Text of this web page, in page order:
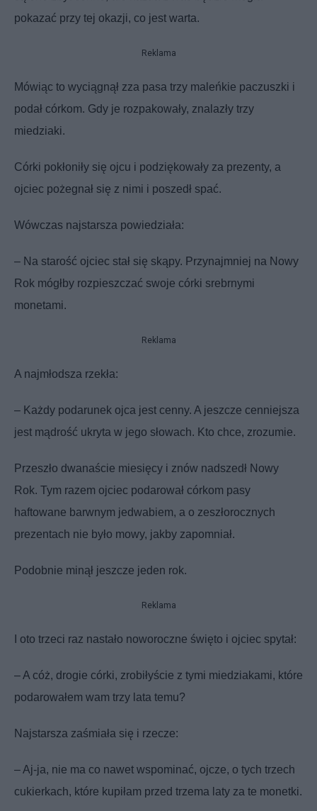
pokazać przy tej okazji, co jest warta.
Reklama
Mówiąc to wyciągnął zza pasa trzy maleńkie paczuszki i
podał córkom. Gdy je rozpakowały, znalazły trzy
miedziaki.
Córki pokłoniły się ojcu i podziękowały za prezenty, a
ojciec pożegnał się z nimi i poszedł spać.
Wówczas najstarsza powiedziała:
– Na starość ojciec stał się skąpy. Przynajmniej na Nowy
Rok mógłby rozpieszczać swoje córki srebrnymi
monetami.
Reklama
A najmłodsza rzekła:
– Każdy podarunek ojca jest cenny. A jeszcze cenniejsza
jest mądrość ukryta w jego słowach. Kto chce, zrozumie.
Przeszło dwanaście miesięcy i znów nadszedł Nowy
Rok. Tym razem ojciec podarował córkom pasy
haftowane barwnym jedwabiem, a o zeszłorocznych
prezentach nie było mowy, jakby zapomniał.
Podobnie minął jeszcze jeden rok.
Reklama
I oto trzeci raz nastało noworoczne święto i ojciec spytał:
– A cóż, drogie córki, zrobiłyście z tymi miedziakami, które
podarowałem wam trzy lata temu?
Najstarsza zaśmiała się i rzecze:
– Aj-ja, nie ma co nawet wspominać, ojcze, o tych trzech
cukierkach, które kupiłam przed trzema laty za te monetki.